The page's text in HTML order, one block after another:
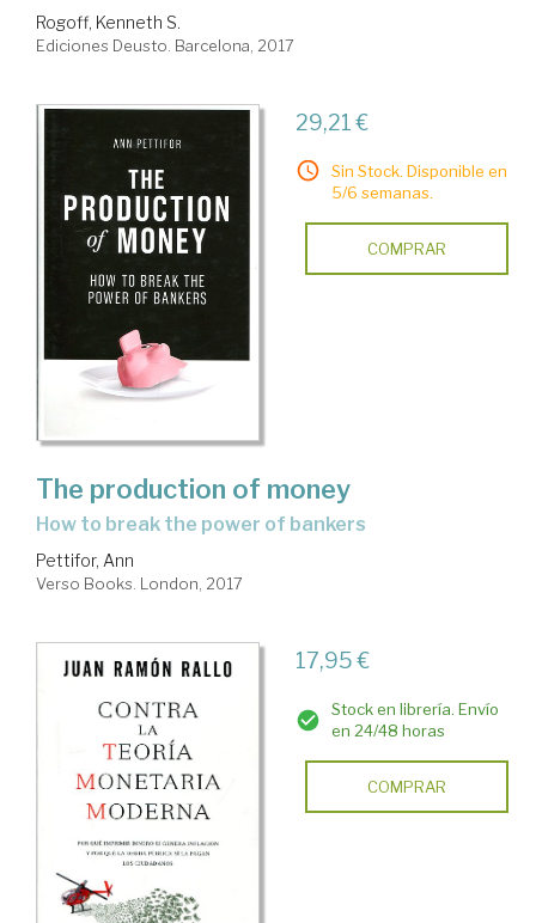
Rogoff, Kenneth S.
Ediciones Deusto. Barcelona, 2017
29,21 €
Sin Stock. Disponible en
5/6 semanas.
COMPRAR
The production of money
how to break the power of bankers
Pettifor, Ann
Verso Books. London, 2017
17,95 €
Stock en librería. Envío
en 24/48 horas
COMPRAR